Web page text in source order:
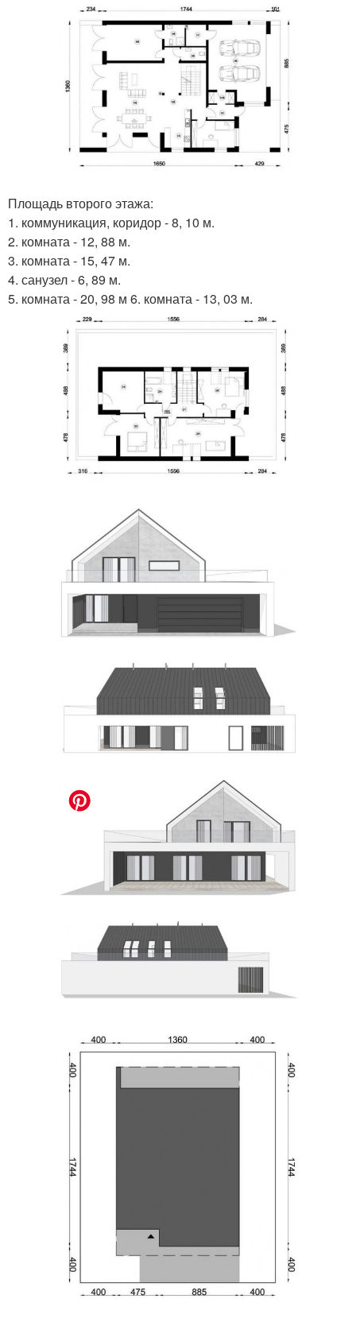
Площадь второго этажа:
1. коммуникация, коридор - 8, 10 м.
2. комната - 12, 88 м.
3. комната - 15, 47 м.
4. санузел - 6, 89 м.
5. комната - 20, 98 м 6. комната - 13, 03 м.